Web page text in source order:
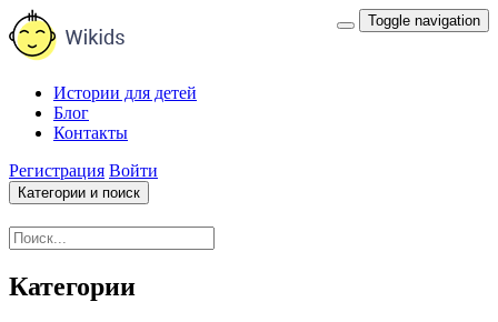
Toggle navigation
Истории для детей
Блог
Контакты
Регистрация Войти
Категории и поиск
Категории